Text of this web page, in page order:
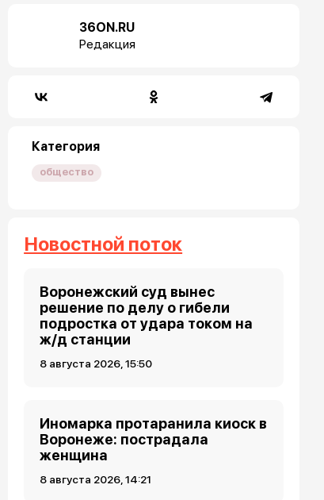
36ON.RU
Редакция
Категория
общество
Новостной поток
Воронежский суд вынес
решение по делу о гибели
подростка от удара током на
ж/д станции
8 августа 2026, 15:50
Иномарка протаранила киоск в
Воронеже: пострадала
женщина
8 августа 2026, 14:21